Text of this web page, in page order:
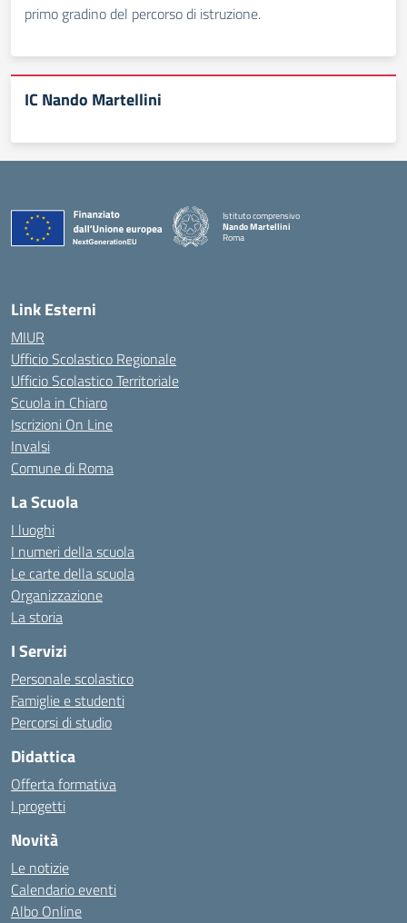
primo gradino del percorso di istruzione.
IC Nando Martellini
Istituto comprensivo
Nando Martellini
Roma
Link Esterni
MIUR
Ufficio Scolastico Regionale
Ufficio Scolastico Territoriale
Scuola in Chiaro
Iscrizioni On Line
Invalsi
Comune di Roma
La Scuola
I luoghi
I numeri della scuola
Le carte della scuola
Organizzazione
La storia
I Servizi
Personale scolastico
Famiglie e studenti
Percorsi di studio
Didattica
Offerta formativa
I progetti
Novità
Le notizie
Calendario eventi
Albo Online